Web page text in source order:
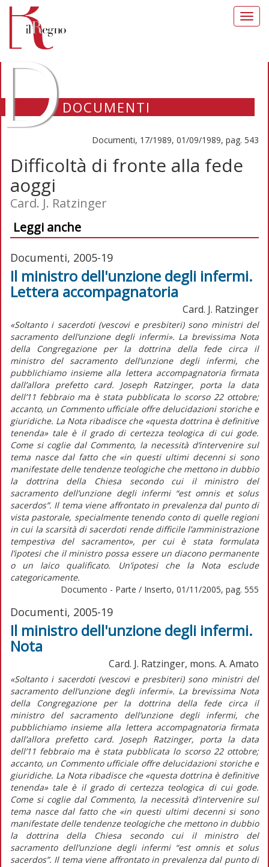
DOCUMENTI
Documenti, 17/1989, 01/09/1989, pag. 543
Difficoltà di fronte alla fede
aoggi
Card. J. Ratzinger
Leggi anche
Documenti, 2005-19
Il ministro dell'unzione degli infermi.
Lettera accompagnatoria
Card. J. Ratzinger
«Soltanto i sacerdoti (vescovi e presbiteri) sono ministri del
sacramento dell’unzione degli infermi». La brevissima Nota
della Congregazione per la dottrina della fede circa il
ministro del sacramento dell’unzione degli infermi, che
pubblichiamo insieme alla lettera accompagnatoria firmata
dall’allora prefetto card. Joseph Ratzinger, porta la data
dell’11 febbraio ma è stata pubblicata lo scorso 22 ottobre;
accanto, un Commento ufficiale offre delucidazioni storiche e
giuridiche. La Nota ribadisce che «questa dottrina è definitive
tenenda» tale è il grado di certezza teologica di cui gode.
Come si coglie dal Commento, la necessità d’intervenire sul
tema nasce dal fatto che «in questi ultimi decenni si sono
manifestate delle tendenze teologiche che mettono in dubbio
la dottrina della Chiesa secondo cui il ministro del
sacramento dell’unzione degli infermi “est omnis et solus
sacerdos”. Il tema viene affrontato in prevalenza dal punto di
vista pastorale, specialmente tenendo conto di quelle regioni
in cui la scarsità di sacerdoti rende difficile l’amministrazione
tempestiva del sacramento», per cui è stata formulata
l’ipotesi che il ministro possa essere un diacono permanente
o un laico qualificato. Un’ipotesi che la Nota esclude
categoricamente.
Documento - Parte / Inserto, 01/11/2005, pag. 555
Documenti, 2005-19
Il ministro dell'unzione degli infermi.
Nota
Card. J. Ratzinger, mons. A. Amato
«Soltanto i sacerdoti (vescovi e presbiteri) sono ministri del
sacramento dell’unzione degli infermi». La brevissima Nota
della Congregazione per la dottrina della fede circa il
ministro del sacramento dell’unzione degli infermi, che
pubblichiamo insieme alla lettera accompagnatoria firmata
dall’allora prefetto card. Joseph Ratzinger, porta la data
dell’11 febbraio ma è stata pubblicata lo scorso 22 ottobre;
accanto, un Commento ufficiale offre delucidazioni storiche e
giuridiche. La Nota ribadisce che «questa dottrina è definitive
tenenda» tale è il grado di certezza teologica di cui gode.
Come si coglie dal Commento, la necessità d’intervenire sul
tema nasce dal fatto che «in questi ultimi decenni si sono
manifestate delle tendenze teologiche che mettono in dubbio
la dottrina della Chiesa secondo cui il ministro del
sacramento dell’unzione degli infermi “est omnis et solus
sacerdos”. Il tema viene affrontato in prevalenza dal punto di